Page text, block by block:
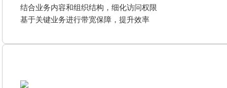
结合业务内容和组织结构，细化访问权限
基于关键业务进行带宽保障，提升效率